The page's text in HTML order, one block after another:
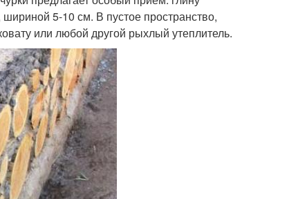
5-10 см. В пустое пространство,
или любой другой рыхлый утеплитель.